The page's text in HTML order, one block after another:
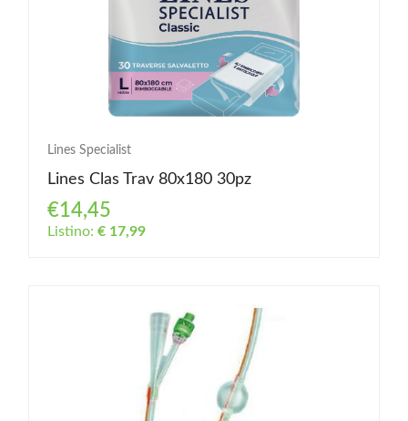
Lines Specialist
Lines Clas Trav 80x180 30pz
€14,45
Listino: € 17,99